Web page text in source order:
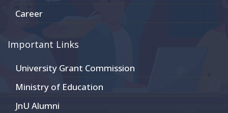
Career
Important Links
University Grant Commission
Ministry of Education
JnU Alumni